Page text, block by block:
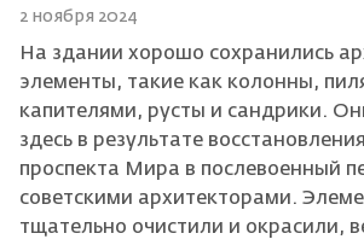
2 ноября 2024
На здании хорошо сохранились
элементы, такие как колонны,
капителями, русты и сандрики.
здесь в результате
проспекта Мира в послевоенный
советскими архитекторами.
тщательно очистили и окрасили,